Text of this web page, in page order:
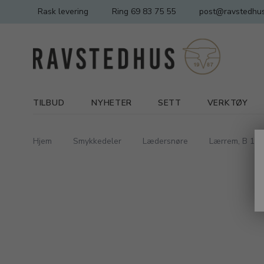
Rask levering Ring 69 83 75 55
TILBUD NYHETER SETT VERKTØY
Hjem Smykkedeler Lædersnøre Lærrem, B 10